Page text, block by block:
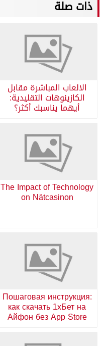
ذات صلة
الالعاب المباشرة مقابل
الكازينوهات التقليدية:
أيهما يناسبك أكثر؟
The Impact of Technology
on Nätcasinon
Пошаговая инструкция:
как скачать 1хБет на
Айфон без App Store